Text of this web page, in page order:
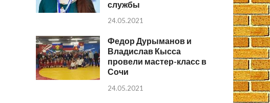
службы
24.05.2021
Федор Дурыманов и
Владислав Кысса
провели мастер-класс в
Сочи
24.05.2021